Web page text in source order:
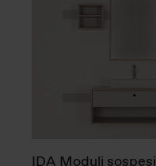
IDA Moduli sospesi